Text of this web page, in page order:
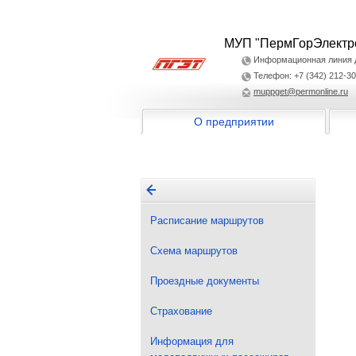
МУП
Информационная линия
Телефон: +7 (342) 212-
muppget@permonline.ru
О предприятии
Расписание маршрутов
Схема маршрутов
Проездные документы
Страхование
Информация для